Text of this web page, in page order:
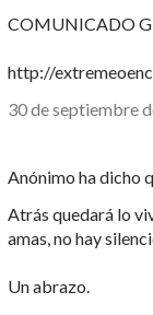
COMUNICADO
http://
30 de septiembre
Anónimo ha dicho
Atrás quedará lo
amas, no hay
Un abrazo.